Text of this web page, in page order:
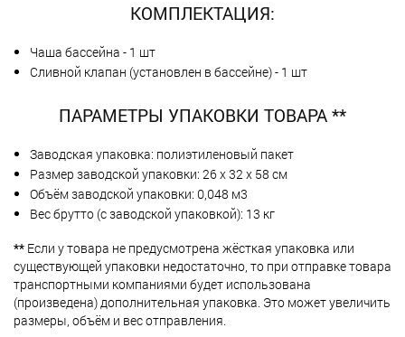
КОМПЛЕКТАЦИЯ:
Чаша бассейна - 1 шт
Сливной клапан (установлен в бассейне) - 1 шт
ПАРАМЕТРЫ УПАКОВКИ ТОВАРА **
Заводская упаковка: полиэтиленовый пакет
Размер заводской упаковки: 26 х 32 х 58 см
Объём заводской упаковки: 0,048 м3
Вес брутто (с заводской упаковкой): 13 кг
** Если у товара не предусмотрена жёсткая упаковка или
существующей упаковки недостаточно, то при отправке товара
транспортными компаниями будет использована
(произведена) дополнительная упаковка. Это может увеличить
размеры, объём и вес отправления.